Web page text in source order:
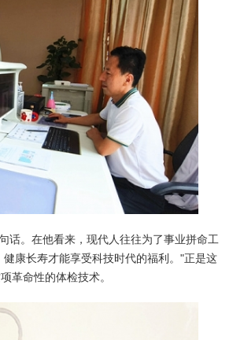
话。在他看来，现代人往往为了事业拼命工
康长寿才能享受科技时代的福利。"正是这
革命性的体检技术。